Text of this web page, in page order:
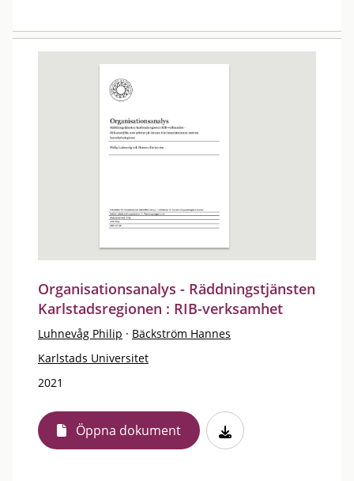
Organisationsanalys - Räddningstjänsten
Karlstadsregionen : RIB-verksamhet
Luhnevåg Philip · Bäckström Hannes
Karlstads Universitet
2021
Öppna dokument